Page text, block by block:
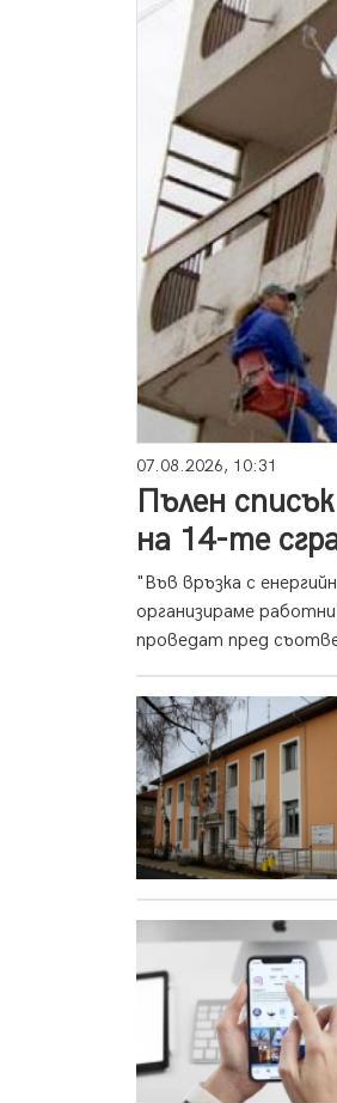
07.08.2026, 10:31
Пълен
на 14-те
"Във връзка с
организираме
проведат пред